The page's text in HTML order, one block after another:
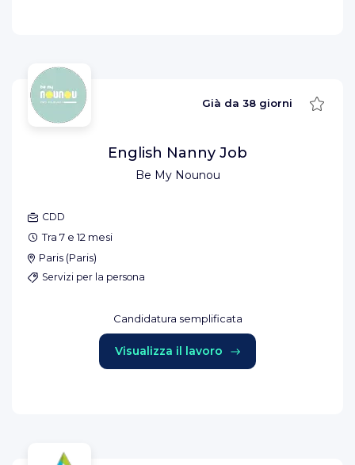
Be My Nounou
Già da 38 giorni Salva
English Nanny Job
CDD
Tra 7 e 12 mesi
Paris (Paris)
Servizi per la persona
Candidatura semplificata
Visualizza il lavoro